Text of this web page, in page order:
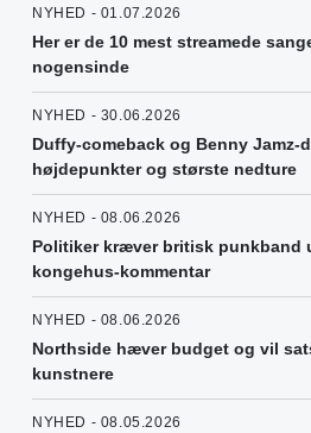
NYHED - 01.07.2026
Her er de 10 mest streamede
nogensinde
NYHED - 30.06.2026
Duffy-comeback og Benny Jamz-
højdepunkter og største nedture
NYHED - 08.06.2026
Politiker kræver britisk punkband
kongehus-kommentar
NYHED - 08.06.2026
Northside hæver budget og vil
kunstnere
NYHED - 08.05.2026